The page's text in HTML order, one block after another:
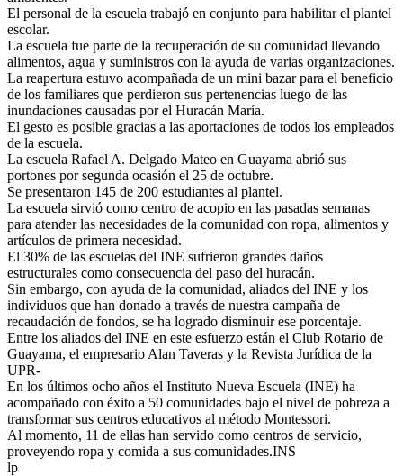
El personal de la escuela trabajó en conjunto para habilitar el plantel
escolar.
La escuela fue parte de la recuperación de su comunidad llevando
alimentos, agua y suministros con la ayuda de varias organizaciones.
La reapertura estuvo acompañada de un mini bazar para el beneficio
de los familiares que perdieron sus pertenencias luego de las
inundaciones causadas por el Huracán María.
El gesto es posible gracias a las aportaciones de todos los empleados
de la escuela.
La escuela Rafael A. Delgado Mateo en Guayama abrió sus
portones por segunda ocasión el 25 de octubre.
Se presentaron 145 de 200 estudiantes al plantel.
La escuela sirvió como centro de acopio en las pasadas semanas
para atender las necesidades de la comunidad con ropa, alimentos y
artículos de primera necesidad.
El 30% de las escuelas del INE sufrieron grandes daños
estructurales como consecuencia del paso del huracán.
Sin embargo, con ayuda de la comunidad, aliados del INE y los
individuos que han donado a través de nuestra campaña de
recaudación de fondos, se ha logrado disminuir ese porcentaje.
Entre los aliados del INE en este esfuerzo están el Club Rotario de
Guayama, el empresario Alan Taveras y la Revista Jurídica de la
UPR-
En los últimos ocho años el Instituto Nueva Escuela (INE) ha
acompañado con éxito a 50 comunidades bajo el nivel de pobreza a
transformar sus centros educativos al método Montessori.
Al momento, 11 de ellas han servido como centros de servicio,
proveyendo ropa y comida a sus comunidades.INS
lp